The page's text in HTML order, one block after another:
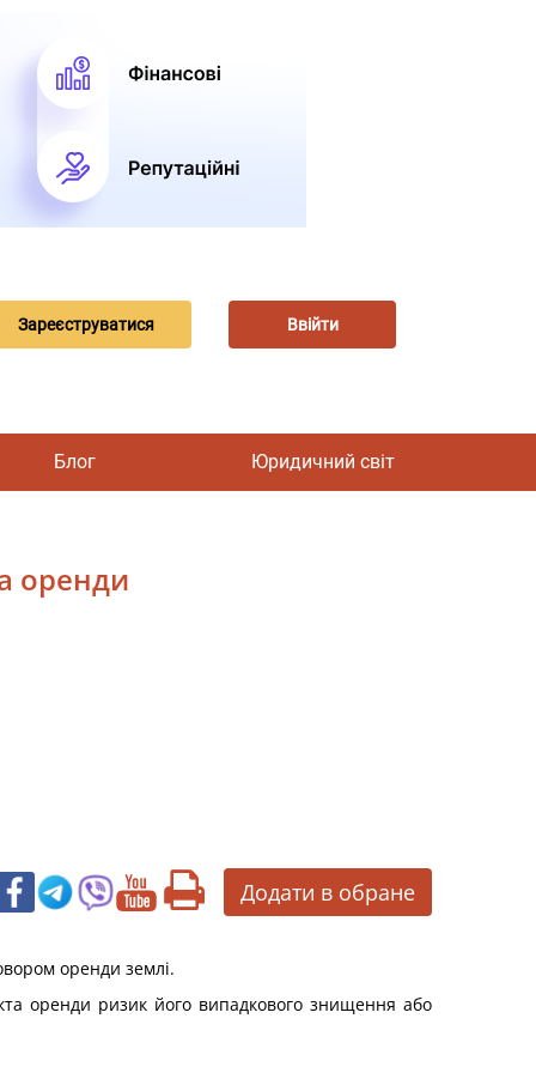
Зареєструватися Ввійти
Блог Юридичний світ
оренди
Додати в обране
оренди землі.
оренди ризик його випадкового знищення або